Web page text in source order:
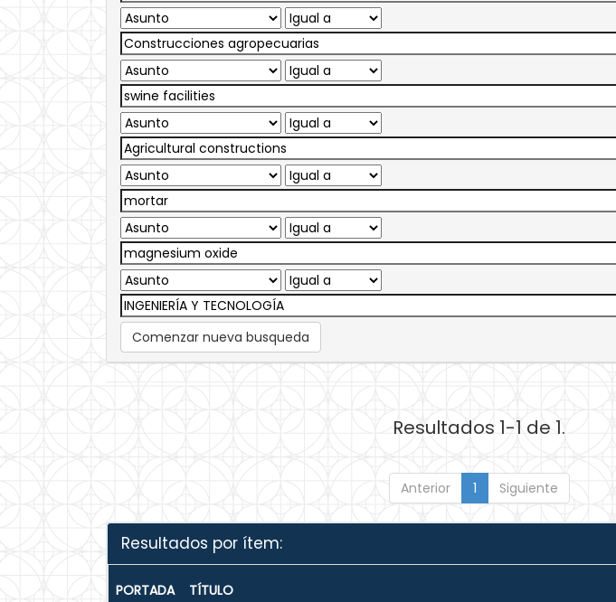
Comenzar nueva busqueda
Resultados 1-1 de 1.
Anterior 1 Siguiente
Resultados por ítem:
PORTADA TÍTULO